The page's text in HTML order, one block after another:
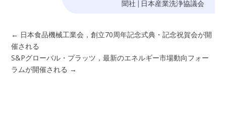
聞社 | 日本産業洗浄協議会
← 日本食品機械工業会，創立70周年記念式典・記念祝賀会が開
催される
S&Pグローバル・プラッツ，最新のエネルギー市場動向フォー
ラムが開催される →